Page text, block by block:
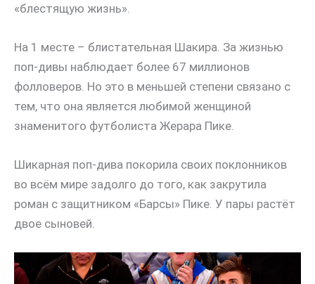
«блестящую жизнь».
На 1 месте – блистательная Шакира. За жизнью
поп-дивы наблюдает более 67 миллионов
фолловеров. Но это в меньшей степени связано с
тем, что она является любимой женщиной
знаменитого футболиста Жерара Пике.
Шикарная поп-дива покорила своих поклонников
во всём мире задолго до того, как закрутила
роман с защитником «Барсы» Пике. У пары растёт
двое сыновей.